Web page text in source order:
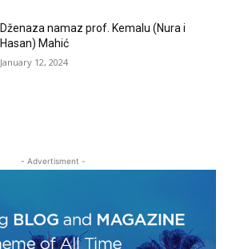
Dženaza namaz prof. Kemalu (Nura i
Hasan) Mahić
January 12, 2024
- Advertisment -